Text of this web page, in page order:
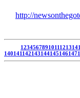
http://
1234567891011121314
140141142143144145146147